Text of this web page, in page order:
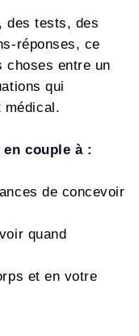
des tests, des
réponses, ce
choses entre un
qui
médical.
couple à :
de concevoir
quand
et en votre